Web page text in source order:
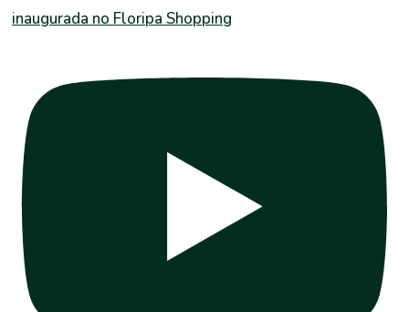
inaugurada no Floripa Shopping